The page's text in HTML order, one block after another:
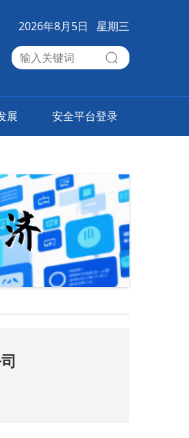
2026年8月5日 星期三
展 安全平台登录